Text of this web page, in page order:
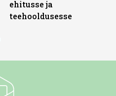
ehitusse ja
teehooldusesse